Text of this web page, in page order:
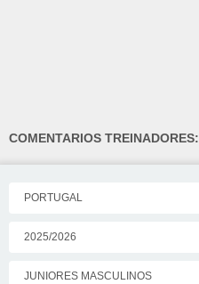
COMENTARIOS TREINADORES:
PORTUGAL
2025/2026
JUNIORES MASCULINOS